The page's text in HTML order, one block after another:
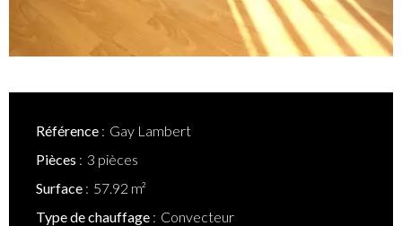
Référence
Gay Lambert
Pièces
3 pièces
Surface
57.92 m²
Type de chauffage
Convecteur